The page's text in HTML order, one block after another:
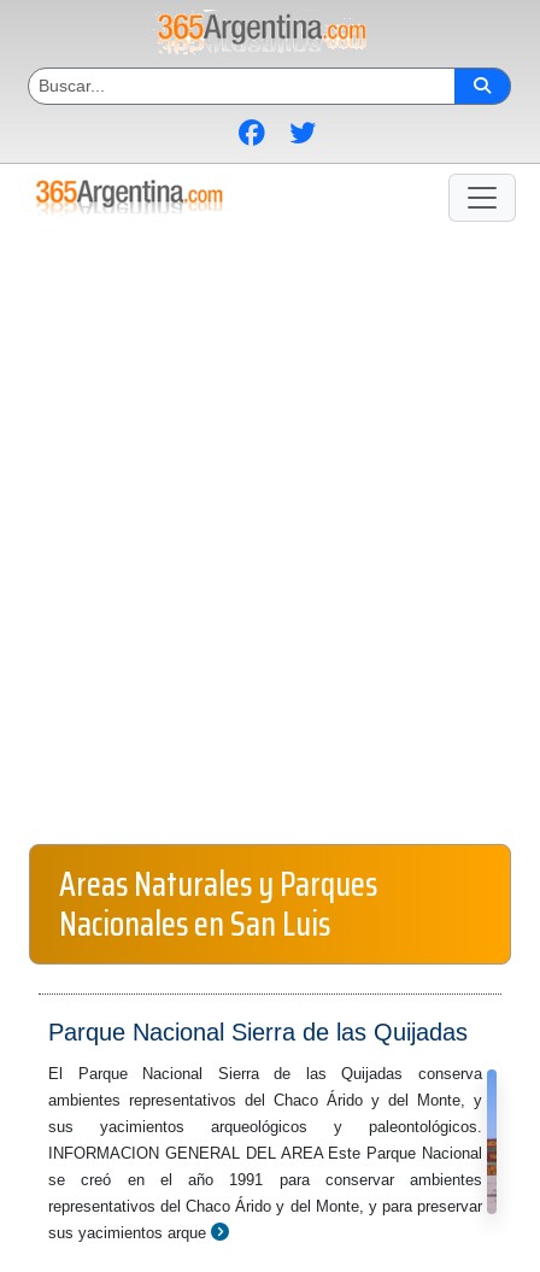
Areas Naturales y Parques
Nacionales en San Luis
Parque Nacional Sierra de las Quijadas
El Parque Nacional Sierra de las Quijadas conserva
ambientes representativos del Chaco Árido y del Monte, y
sus yacimientos arqueológicos y paleontológicos.
INFORMACION GENERAL DEL AREA Este Parque Nacional
se creó en el año 1991 para conservar ambientes
representativos del Chaco Árido y del Monte, y para preservar
sus yacimientos arque